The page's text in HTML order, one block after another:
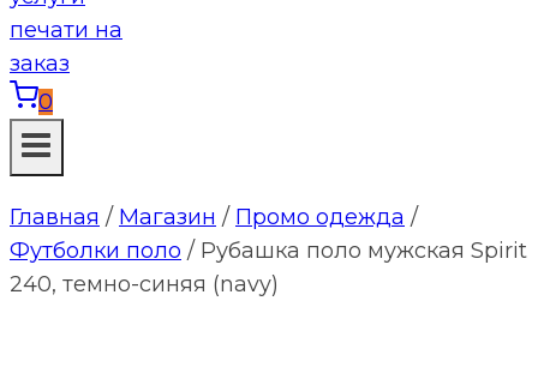
0
Главная / Магазин / Промо одежда /
Футболки поло / Рубашка поло мужская Spirit
240, темно-синяя (navy)